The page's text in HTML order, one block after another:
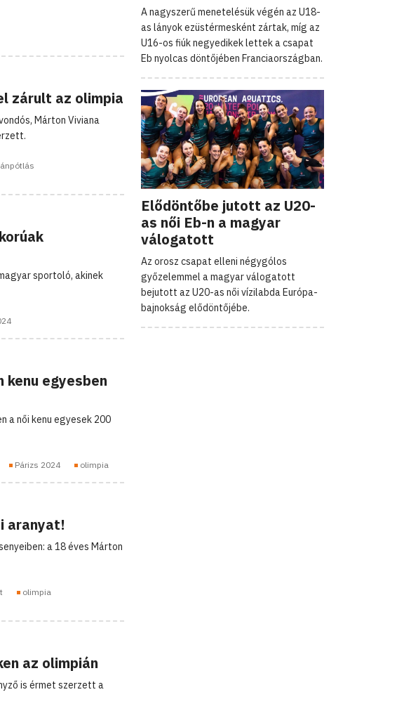
zárult az olimpia
Márton Viviana
sportoló, akinek
egyesben
a női kenu egyesek 200
Párizs 2024 olimpia
aranyat!
a 18 éves Márton
olimpia
az olimpián
is érmet szerzett a
A nagyszerű menetelésük végén az U18-
as lányok ezüstérmesként zártak, míg az
U16-os fiúk negyedikek lettek a csapat
Eb nyolcas döntőjében Franciaországban.
Elődöntőbe jutott az U20-
as női Eb-n a magyar
válogatott
Az orosz csapat elleni négygólos
győzelemmel a magyar válogatott
bejutott az U20-as női vízilabda Európa-
bajnokság elődöntőjébe.